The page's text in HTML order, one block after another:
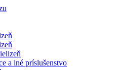
a iné príslušenstvo